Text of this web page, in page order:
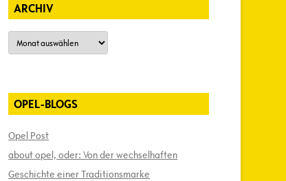
ARCHIV
Archiv
OPEL-BLOGS
Opel Post
about opel, oder: Von der wechselhaften
Geschichte einer Traditionsmarke